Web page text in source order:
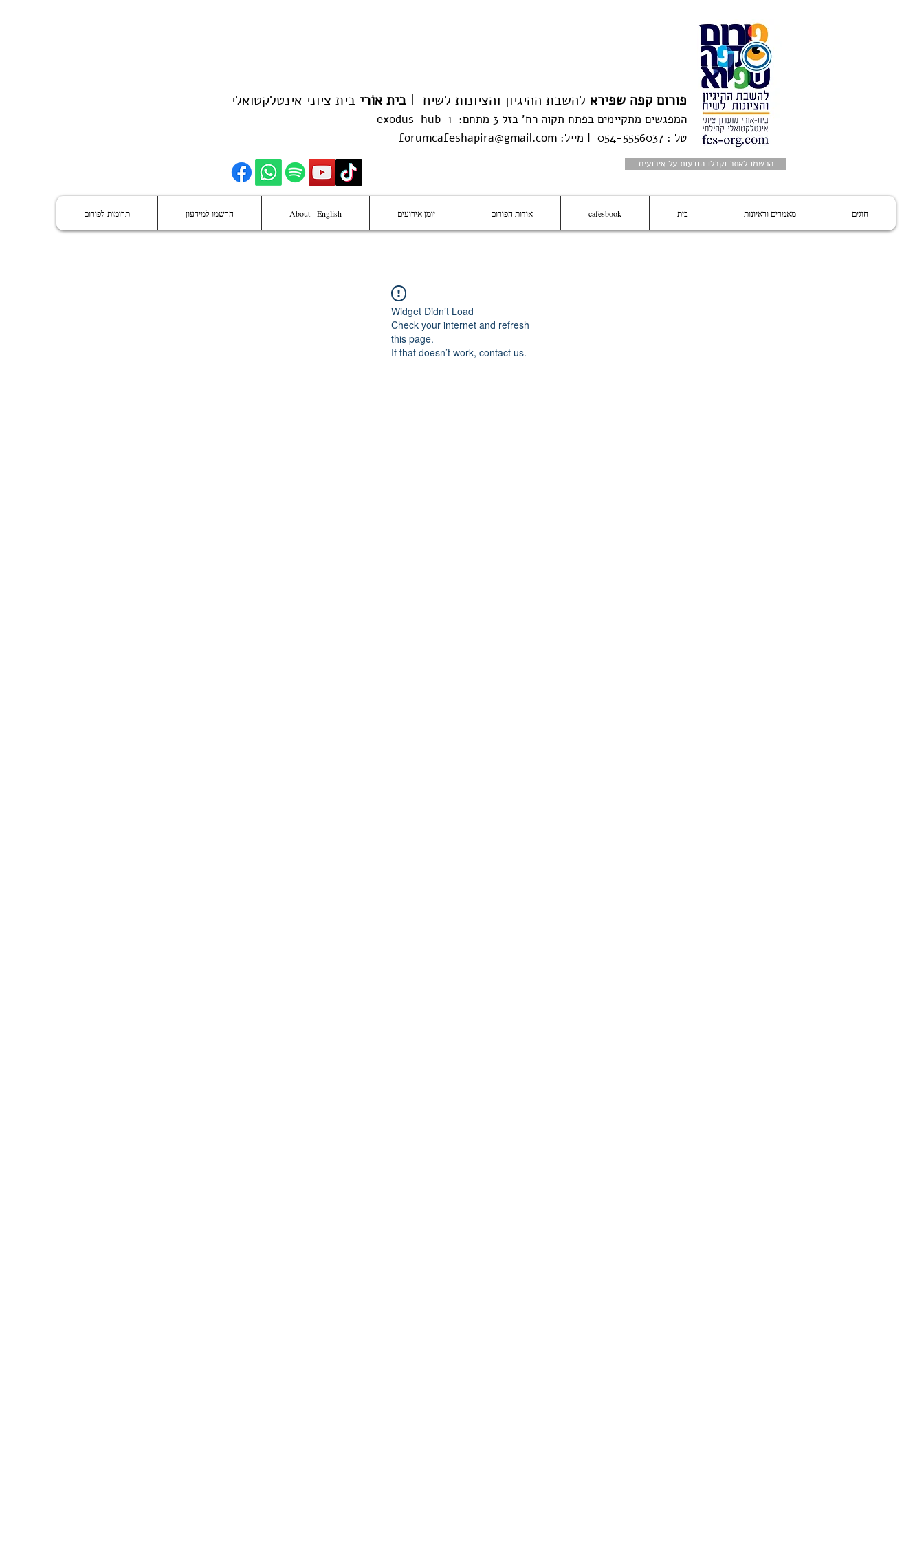
פורום קפה שפירא להשבת ההיגיון והציונות לשיח | בית אוֹרי בית ציוני אינטלקטואלי
המפגשים מתקיימים בפתח תקוה רח' בזל 3 מתחם:
exodus-hub-1
טל : 054-5556037 | מייל:
forumcafeshapira@gmail.com
הרשמו לאתר וקבלו הודעות על אירועים
תרומות לפורום הרשמו למידעון About - English יומן אירועים אודות הפורום cafesbook בית מאמרים וראיונות חוגים
Widget Didn’t Load
Check your internet and refresh
this page.
If that doesn’t work, contact us.